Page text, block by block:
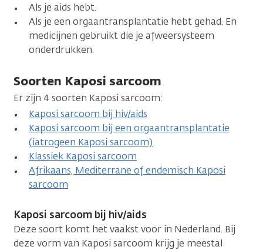
Als je aids hebt.
Als je een orgaantransplantatie hebt gehad. En
medicijnen gebruikt die je afweersysteem
onderdrukken.
Soorten Kaposi sarcoom
Er zijn 4 soorten Kaposi sarcoom:
Kaposi sarcoom bij hiv/aids
Kaposi sarcoom bij een orgaantransplantatie
(iatrogeen Kaposi sarcoom)
Klassiek Kaposi sarcoom
Afrikaans, Mediterrane of endemisch Kaposi
sarcoom
Kaposi sarcoom bij hiv/aids
Deze soort komt het vaakst voor in Nederland. Bij
deze vorm van Kaposi sarcoom krijg je meestal